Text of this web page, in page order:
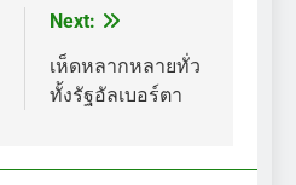
Next:
เห็ดหลากหลายทั่ว
ทั้งรัฐอัลเบอร์ตา